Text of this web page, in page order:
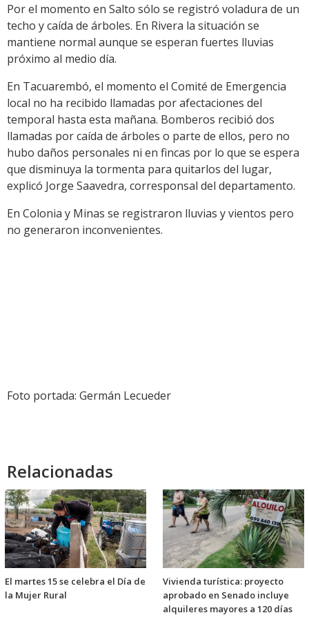
Por el momento en Salto sólo se registró voladura de un
techo y caída de árboles. En Rivera la situación se
mantiene normal aunque se esperan fuertes lluvias
próximo al medio día.
En Tacuarembó, el momento el Comité de Emergencia
local no ha recibido llamadas por afectaciones del
temporal hasta esta mañana. Bomberos recibió dos
llamadas por caída de árboles o parte de ellos, pero no
hubo daños personales ni en fincas por lo que se espera
que disminuya la tormenta para quitarlos del lugar,
explicó Jorge Saavedra, corresponsal del departamento.
En Colonia y Minas se registraron lluvias y vientos pero
no generaron inconvenientes.
Foto portada: Germán Lecueder
Relacionadas
El martes 15 se celebra el Día de
la Mujer Rural
Vivienda turística: proyecto
aprobado en Senado incluye
alquileres mayores a 120 días